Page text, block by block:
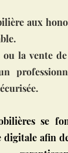
aux
la vente
se
digitale afin